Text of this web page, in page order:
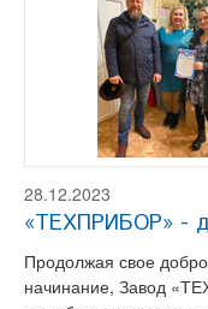
28.12.2023
«ТЕХПРИБОР» -
Продолжая свое
начинание, Завод